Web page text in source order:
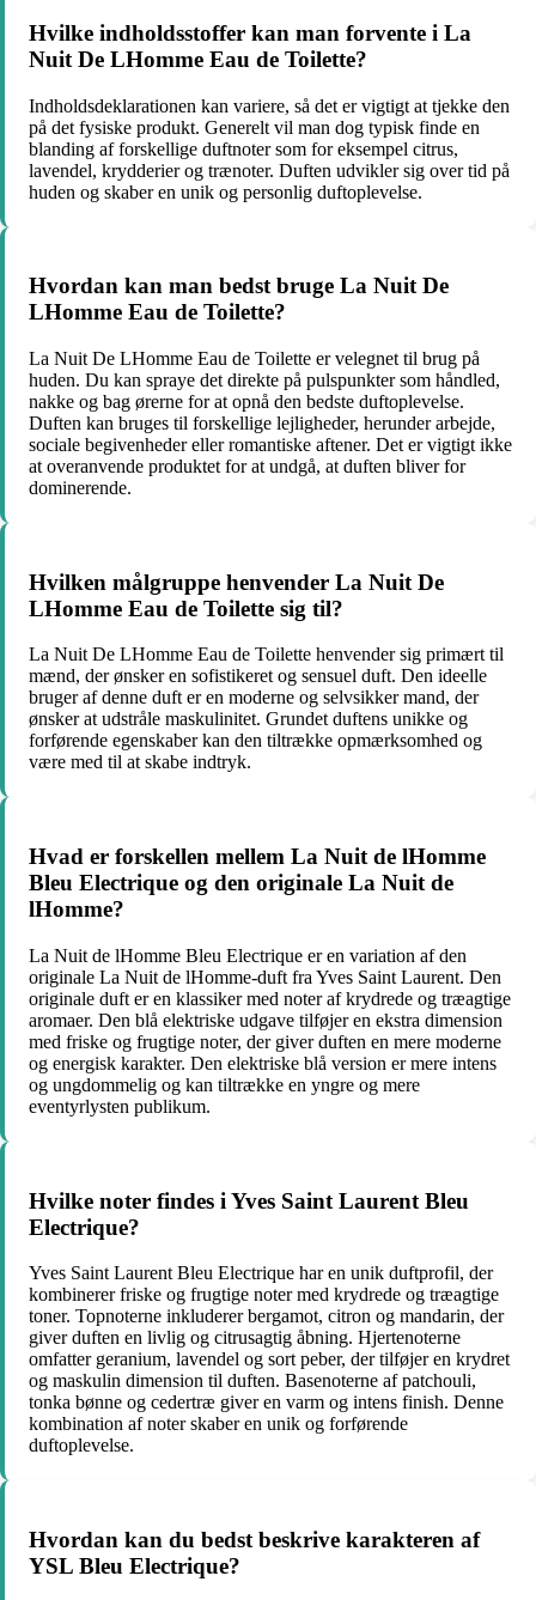
Hvilke indholdsstoffer kan man forvente i La
Nuit De LHomme Eau de Toilette?
Indholdsdeklarationen kan variere, så det er vigtigt at tjekke den
på det fysiske produkt. Generelt vil man dog typisk finde en
blanding af forskellige duftnoter som for eksempel citrus,
lavendel, krydderier og trænoter. Duften udvikler sig over tid på
huden og skaber en unik og personlig duftoplevelse.
Hvordan kan man bedst bruge La Nuit De
LHomme Eau de Toilette?
La Nuit De LHomme Eau de Toilette er velegnet til brug på
huden. Du kan spraye det direkte på pulspunkter som håndled,
nakke og bag ørerne for at opnå den bedste duftoplevelse.
Duften kan bruges til forskellige lejligheder, herunder arbejde,
sociale begivenheder eller romantiske aftener. Det er vigtigt ikke
at overanvende produktet for at undgå, at duften bliver for
dominerende.
Hvilken målgruppe henvender La Nuit De
LHomme Eau de Toilette sig til?
La Nuit De LHomme Eau de Toilette henvender sig primært til
mænd, der ønsker en sofistikeret og sensuel duft. Den ideelle
bruger af denne duft er en moderne og selvsikker mand, der
ønsker at udstråle maskulinitet. Grundet duftens unikke og
forførende egenskaber kan den tiltrække opmærksomhed og
være med til at skabe indtryk.
Hvad er forskellen mellem La Nuit de lHomme
Bleu Electrique og den originale La Nuit de
lHomme?
La Nuit de lHomme Bleu Electrique er en variation af den
originale La Nuit de lHomme-duft fra Yves Saint Laurent. Den
originale duft er en klassiker med noter af krydrede og træagtige
aromaer. Den blå elektriske udgave tilføjer en ekstra dimension
med friske og frugtige noter, der giver duften en mere moderne
og energisk karakter. Den elektriske blå version er mere intens
og ungdommelig og kan tiltrække en yngre og mere
eventyrlysten publikum.
Hvilke noter findes i Yves Saint Laurent Bleu
Electrique?
Yves Saint Laurent Bleu Electrique har en unik duftprofil, der
kombinerer friske og frugtige noter med krydrede og træagtige
toner. Topnoterne inkluderer bergamot, citron og mandarin, der
giver duften en livlig og citrusagtig åbning. Hjertenoterne
omfatter geranium, lavendel og sort peber, der tilføjer en krydret
og maskulin dimension til duften. Basenoterne af patchouli,
tonka bønne og cedertræ giver en varm og intens finish. Denne
kombination af noter skaber en unik og forførende
duftoplevelse.
Hvordan kan du bedst beskrive karakteren af
YSL Bleu Electrique?